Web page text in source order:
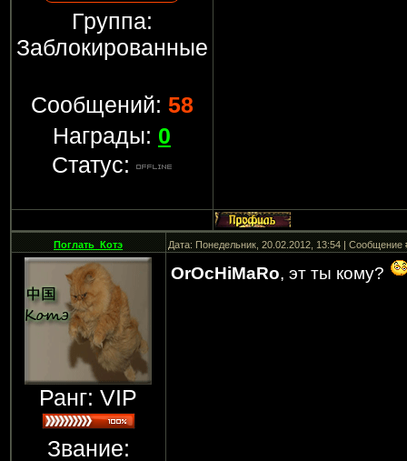
Группа:
Заблокированные
Сообщений: 58
Награды: 0
Статус:
Поглать_Котэ Дата: Понедельник, 20.02.2012, 13:54 | Сообщение
Ранг: VIP
Звание:
OrOcHiMaRo, эт ты кому?